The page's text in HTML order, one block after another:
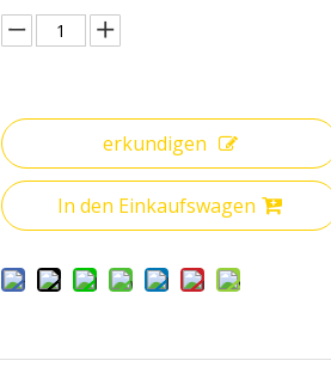
erkundigen
In den Einkaufswagen